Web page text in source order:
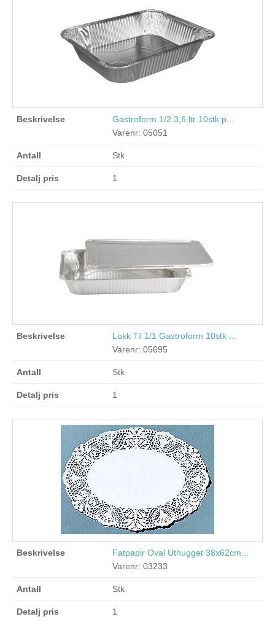
Gastroform 1/2 3,6 ltr 10stk p...
Varenr: 05051
Stk
1
Lokk Til 1/1 Gastroform 10stk ...
Varenr: 05695
Stk
1
Fatpapir Oval Uthugget 38x62cm...
Varenr: 03233
Stk
1